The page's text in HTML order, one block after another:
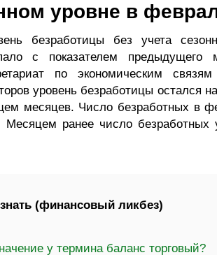
уровне в
безработицы без учета
с показателем предыдущего
по экономическим
уровень безработицы остался
месяцев. Число безработных в
Месяцем ранее число безработных
(финансовый ликбез)
у термина баланс торговый?